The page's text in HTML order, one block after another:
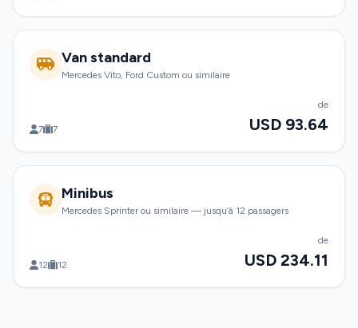
Van standard
Mercedes Vito, Ford Custom ou similaire
7 7
de
USD 93.64
Minibus
Mercedes Sprinter ou similaire — jusqu’à 12 passagers
12 12
de
USD 234.11